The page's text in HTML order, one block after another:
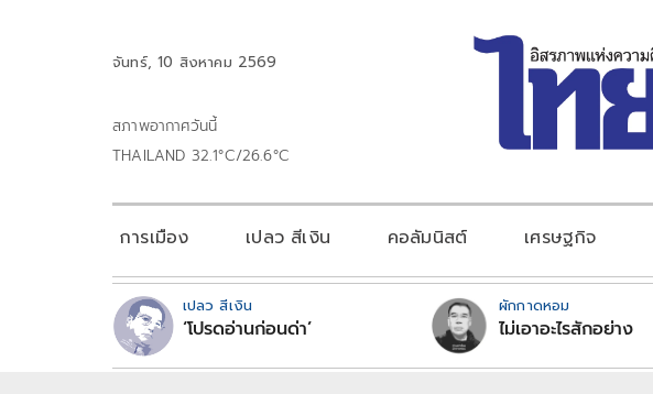
จันทร์, 10 สิงหาคม 2569
สภาพอากาศวันนี้
THAILAND 32.1°C/26.6°C
การเมือง เปลว สีเงิน คอลัมนิสต์ เศรษฐกิจ
เปลว สีเงิน
‘โปรดอ่านก่อนด่า’
ผักกาดหอม
ไม่เอาอะไรสักอย่าง